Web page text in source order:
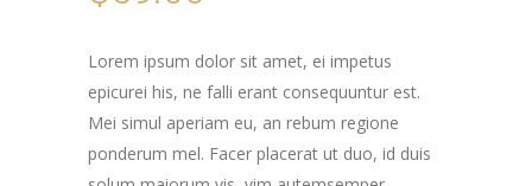
Lorem ipsum dolor sit amet, ei impetus
epicurei his, ne falli erant consequuntur est.
Mei simul aperiam eu, an rebum regione
ponderum mel. Facer placerat ut duo, id duis